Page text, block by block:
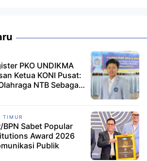
PKO UNDIKMA
Ketua KONI Pusat:
NTB Sebagai
Sesaat
TIMUR
BPN Sabet Popular
Award 2026
Publik